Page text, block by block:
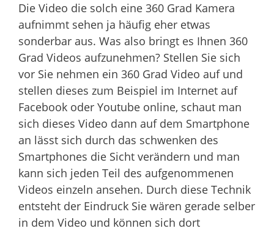
Die Video die solch eine 360 Grad Kamera
aufnimmt sehen ja häufig eher etwas
sonderbar aus. Was also bringt es Ihnen 360
Grad Videos aufzunehmen? Stellen Sie sich
vor Sie nehmen ein 360 Grad Video auf und
stellen dieses zum Beispiel im Internet auf
Facebook oder Youtube online, schaut man
sich dieses Video dann auf dem Smartphone
an lässt sich durch das schwenken des
Smartphones die Sicht verändern und man
kann sich jeden Teil des aufgenommenen
Videos einzeln ansehen. Durch diese Technik
entsteht der Eindruck Sie wären gerade selber
in dem Video und können sich dort